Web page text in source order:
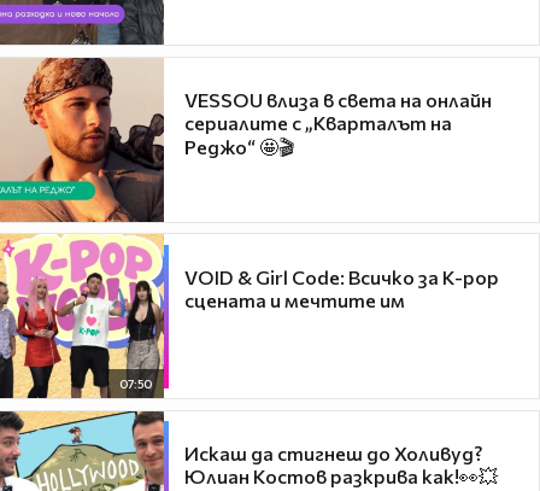
VESSOU влиза в света на онлайн
сериалите с „Кварталът на
Реджо“ 🤩🎬
07:50
VOID & Girl Code: Всичко за K-pop
сцената и мечтите им
Искаш да стигнеш до Холивуд?
Юлиан Костов разкрива как!👀💥